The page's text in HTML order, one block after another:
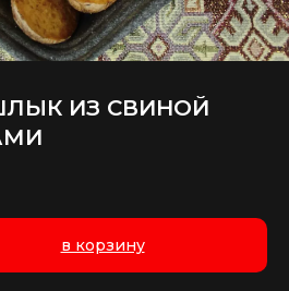
ИЗ СВИНОЙ
в корзину